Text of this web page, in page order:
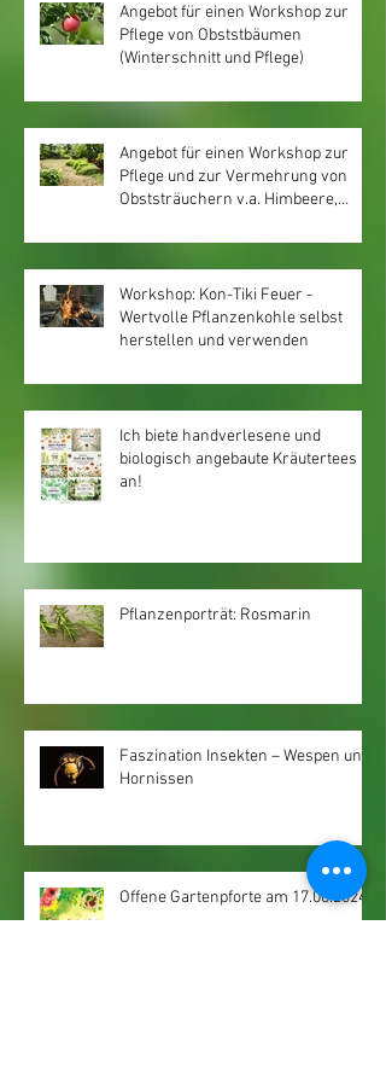
Angebot für einen Workshop zur
Pflege von Obststbäumen
(Winterschnitt und Pflege)
Angebot für einen Workshop zur
Pflege und zur Vermehrung von
Obststräuchern v.a. Himbeere,
Stachelbeere, Jostabeere
Workshop: Kon-Tiki Feuer -
Wertvolle Pflanzenkohle selbst
herstellen und verwenden
Ich biete handverlesene und
biologisch angebaute Kräutertees
an!
Pflanzenporträt: Rosmarin
Faszination Insekten – Wespen und
Hornissen
Offene Gartenpforte am 17.08.2024